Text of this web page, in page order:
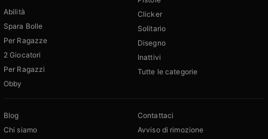
Abilità
Spara Bolle
Per Ragazze
2 Giocatori
Per Ragazzi
Obby
Clicker
Solitario
Disegno
Inattivi
Tutte le categorie
Blog
Chi siamo
Contattaci
Avviso di rimozione